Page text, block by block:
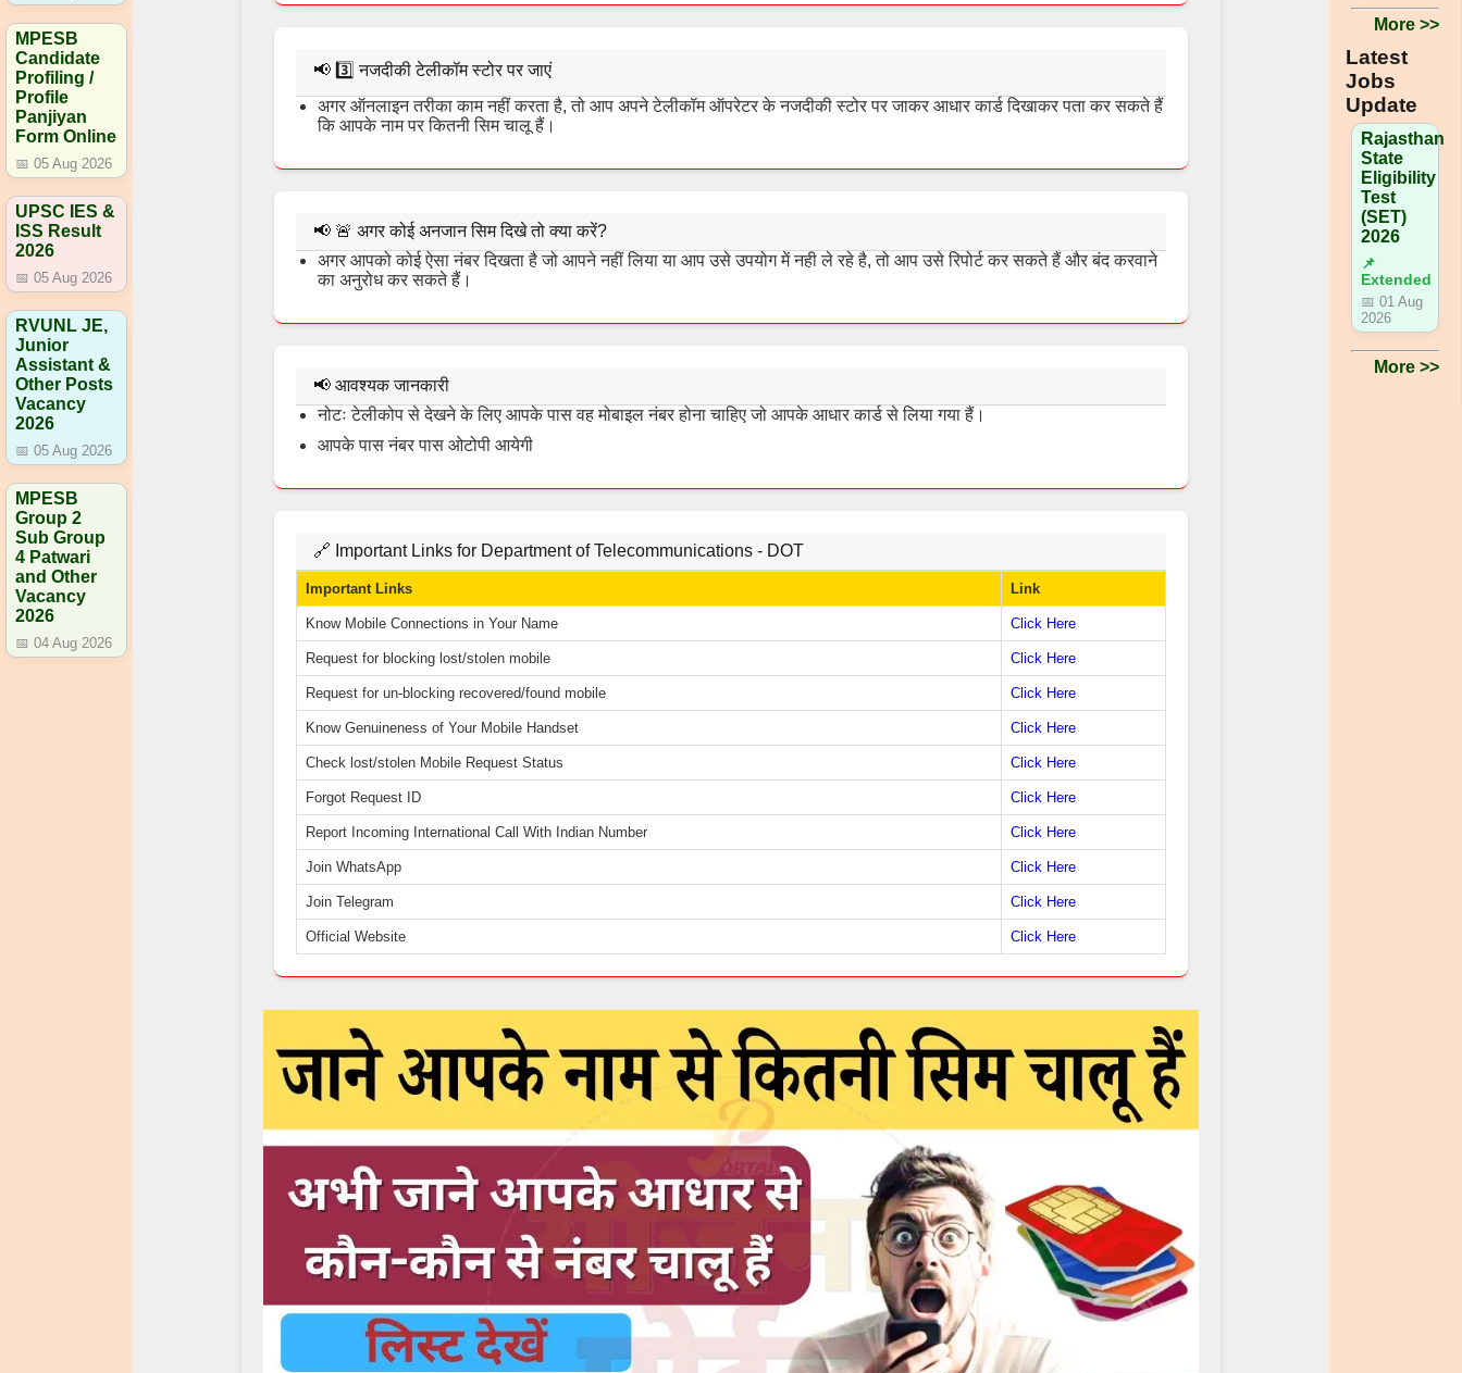
MPESB
Candidate
Profiling /
Profile
Panjiyan
Form Online
📅 05 Aug 2026
UPSC IES &
ISS Result
2026
📅 05 Aug 2026
RVUNL JE,
Junior
Assistant &
Other Posts
Vacancy
2026
📅 05 Aug 2026
MPESB
Group 2
Sub Group
4 Patwari
and Other
Vacancy
2026
📅 04 Aug 2026
📢 3️⃣ नजदीकी टेलीकॉम स्टोर पर जाएं
अगर ऑनलाइन तरीका काम नहीं करता है, तो आप अपने टेलीकॉम ऑपरेटर के नजदीकी स्टोर पर जाकर आधार कार्ड दिखाकर पता कर सकते हैं
कि आपके नाम पर कितनी सिम चालू हैं।
📢 🚨 अगर कोई अनजान सिम दिखे तो क्या करें?
अगर आपको कोई ऐसा नंबर दिखता है जो आपने नहीं लिया या आप उसे उपयोग में नही ले रहे है, तो आप उसे रिपोर्ट कर सकते हैं और बंद करवाने
का अनुरोध कर सकते हैं।
📢 आवश्यक जानकारी
नोटः टेलीकोप से देखने के लिए आपके पास वह मोबाइल नंबर होना चाहिए जो आपके आधार कार्ड से लिया गया हैं।
आपके पास नंबर पास ओटोपी आयेगी
🔗 Important Links for Department of Telecommunications - DOT
Important Links Link
Know Mobile Connections in Your Name Click Here
Request for blocking lost/stolen mobile Click Here
Request for un-blocking recovered/found mobile Click Here
Know Genuineness of Your Mobile Handset Click Here
Check lost/stolen Mobile Request Status Click Here
Forgot Request ID Click Here
Report Incoming International Call With Indian Number Click Here
Join WhatsApp Click Here
Join Telegram Click Here
Official Website Click Here
More >>
Latest
Jobs
Update
Rajasthan
State
Eligibility
Test
(SET)
2026
📌
Extended
📅 01 Aug
2026
More >>